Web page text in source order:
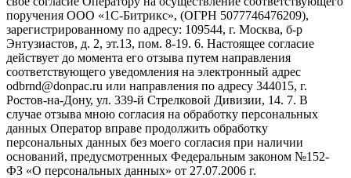
поручения ООО «1С-Битрикс», (ОГРН 5077746476209),
зарегистрированному по адресу: 109544, г. Москва, б-р
Энтузиастов, д. 2, эт.13, пом. 8-19. 6. Настоящее согласие
действует до момента его отзыва путем направления
соответствующего уведомления на электронный адрес
odbrnd@donpac.ru или направления по адресу 344015, г.
Ростов-на-Дону, ул. 339-й Стрелковой Дивизии, 14. 7. В
случае отзыва мною согласия на обработку персональных
данных Оператор вправе продолжить обработку
персональных данных без моего согласия при наличии
оснований, предусмотренных Федеральным законом №152-
ФЗ «О персональных данных» от 27.07.2006 г.